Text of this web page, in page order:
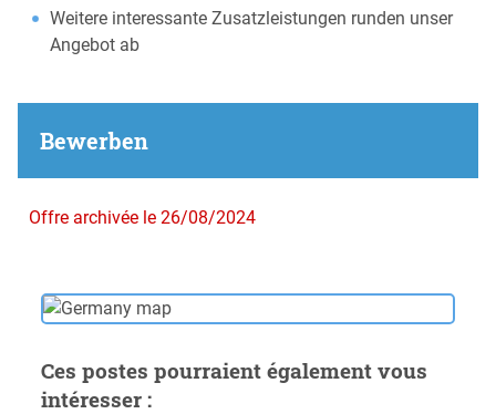
Weitere interessante Zusatzleistungen runden unser
Angebot ab
Bewerben
Offre archivée le 26/08/2024
Ces postes pourraient également vous
intéresser :